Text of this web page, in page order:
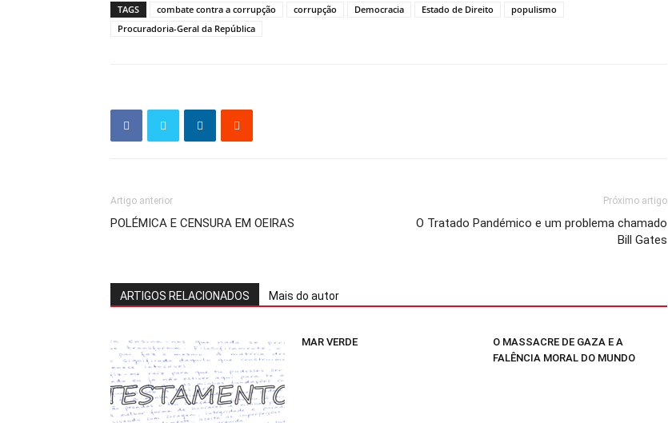
TAGS combate contra a corrupção corrupção Democracia Estado de Direito
populismo
Procuradoria-Geral da República
Artigo anterior
POLÉMICA E CENSURA EM OEIRAS
Próximo artigo
O Tratado Pandémico e um problema chamado
Bill Gates
ARTIGOS RELACIONADOS Mais do autor
MAR VERDE
O MASSACRE DE GAZA E A
FALÊNCIA MORAL DO MUNDO